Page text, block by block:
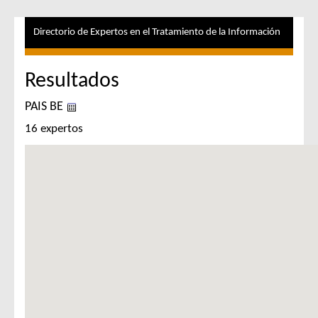
Directorio de Expertos en el Tratamiento de la Información
Resultados
PAIS BE
16 expertos